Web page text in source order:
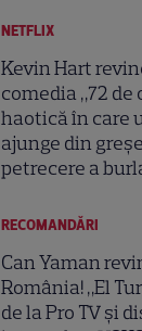
NETFLIX
Kevin Hart
comedia „72 de
haotică în care
ajunge din
petrecere a
RECOMANDĂRI
Can Yaman
România! „El
de la Pro TV și